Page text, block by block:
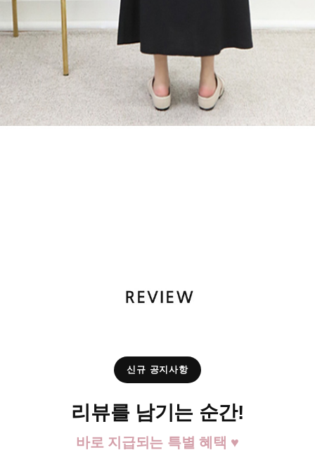
신규 공지사항
리뷰를 남기는 순간!
바로 지급되는 특별 혜택 ♥